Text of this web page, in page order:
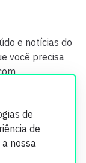
de
de
nossa
e notícias do
você precisa